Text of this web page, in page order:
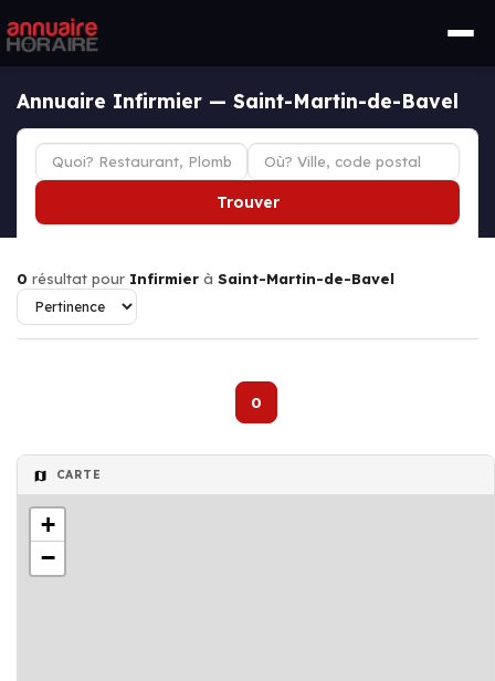
Annuaire Infirmier — Saint-Martin-de-Bavel
Trouver
0 résultat pour Infirmier à Saint-Martin-de-Bavel
0
CARTE
+
−